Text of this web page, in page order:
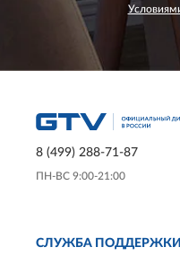
8 (499) 288-71-87
ПН-ВС 9:00-21:00
СЛУЖБА ПОДДЕРЖКИ